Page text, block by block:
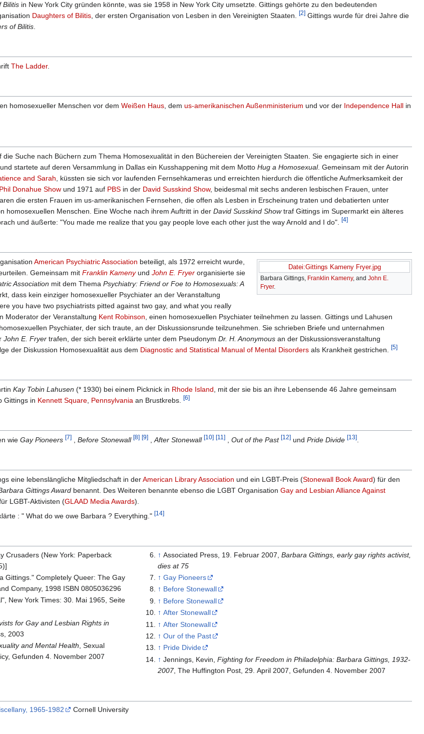
Bilitis in New York City gründen könnte, was sie 1958 in New York City umsetzte. Gittings gehörte zu den bedeutenden
Daughters of Bilitis, der ersten Organisation von Lesben in den Vereinigten Staaten. [2] Gittings wurde für drei Jahre die
of Bilitis.
The Ladder.
homosexueller Menschen vor dem Weißen Haus, dem us-amerikanischen Außenministerium und vor der Independence Hall in
Suche nach Büchern zum Thema Homosexualität in den Büchereien der Vereinigten Staaten. Sie engagierte sich in einer
und startete auf deren Versammlung in Dallas ein Kusshappening mit dem Motto Hug a Homosexual. Gemeinsam mit der Autorin
and Sarah, küssten sie sich vor laufenden Fernsehkameras und erreichten hierdurch die öffentliche Aufmerksamkeit der
Phil Donahue Show und 1971 auf PBS in der David Susskind Show, beidesmal mit sechs anderen lesbischen Frauen, unter
die ersten Frauen im us-amerikanischen Fernsehen, die offen als Lesben in Erscheinung traten und debatierten unter
homosexuellen Menschen. Eine Woche nach ihrem Auftritt in der David Susskind Showtraf Gittings im Supermarkt ein älteres
und äußerte: "You made me realize that you gay people love each other just the way Arnold and I do". [4]
Datei:Gittings Kameny Fryer.jpg
Barbara Gittings, Franklin Kameny, and John E.
Fryer.
American Psychiatric Association beteiligt, als 1972 erreicht wurde,
Gemeinsam mit Franklin Kamenyund John E. Fryer organisierte sie
Association mit dem Thema Psychiatry: Friend or Foe to Homosexuals: A
dass kein einziger homosexueller Psychiater an der Veranstaltung
you have two psychiatrists pitted against two gay, and what you really
Moderator der Veranstaltung Kent Robinson, einen homosexuellen Psychiater teilnehmen zu lassen. Gittings und Lahusen
Psychiater, der sich traute, an der Diskussionsrunde teilzunehmen. Sie schrieben Briefe und unternahmen
John E. Fryer trafen, der sich bereit erklärte unter dem Pseudonym Dr. H. Anonymous an der Diskussionsveranstaltung
der Diskussion Homosexualität aus dem Diagnostic and Statistical Manual of Mental Disorders als Krankheit gestrichen. [5]
Kay Tobin Lahusen (* 1930) bei einem Picknick in Rhode Island, mit der sie bis an ihre Lebensende 46 Jahre gemeinsam
Gittings in Kennett Square, Pennsylvania an Brustkrebs. [6]
wie Gay Pioneers [7] , Before Stonewall [8] [9] ,After Stonewall [10] [11] , Out of the Past [12] und Pride Divide [13].
eine lebenslängliche Mitgliedschaft in derAmerican Library Association und ein LGBT-Preis (Stonewall Book Award) für den
Gittings Award benannt. Des Weiteren benannte ebenso die LGBT Organisation Gay and Lesbian Alliance Against
LGBT-Aktivisten (GLAAD Media Awards).
: " What do we owe Barbara ? Everything." [14]
Crusaders (New York: Paperback
Gittings." Completely Queer: The Gay
Company, 1998 ISBN 0805036296
New York Times: 30. Mai 1965, Seite
for Gay and Lesbian Rights in
2003
and Mental Health, Sexual
Gefunden 4. November 2007
↑ Associated Press, 19. Februar 2007,Barbara Gittings, early gay rights activist,
dies at 75
↑ Gay Pioneers
↑ Before Stonewall
↑ Before Stonewall
↑ After Stonewall
↑ After Stonewall
↑ Our of the Past
↑ Pride Divide
↑ Jennings, Kevin,Fighting for Freedom in Philadelphia: Barbara Gittings, 1932-
2007, The Huffington Post, 29. April 2007, Gefunden 4. November 2007
1965-1982
Cornell University